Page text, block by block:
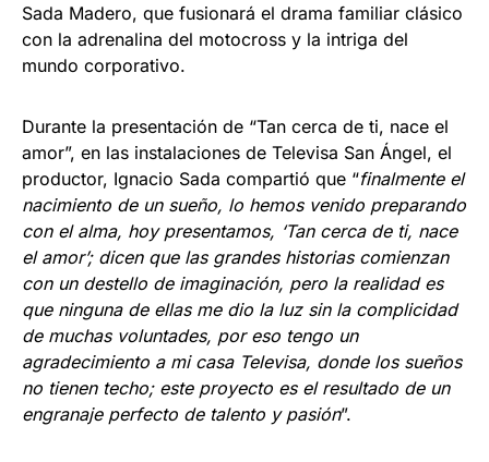
Sada Madero, que fusionará el drama familiar clásico
con la adrenalina del motocross y la intriga del
mundo corporativo.
Durante la presentación de “Tan cerca de ti, nace el
amor”, en las instalaciones de Televisa San Ángel, el
productor, Ignacio Sada compartió que “finalmente el
nacimiento de un sueño, lo hemos venido preparando
con el alma, hoy presentamos, ‘Tan cerca de ti, nace
el amor’; dicen que las grandes historias comienzan
con un destello de imaginación, pero la realidad es
que ninguna de ellas me dio la luz sin la complicidad
de muchas voluntades, por eso tengo un
agradecimiento a mi casa Televisa, donde los sueños
no tienen techo; este proyecto es el resultado de un
engranaje perfecto de talento y pasión”.